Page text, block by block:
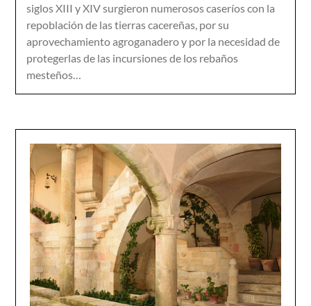
siglos XIII y XIV surgieron numerosos caseríos con la
repoblación de las tierras cacereñas, por su
aprovechamiento agroganadero y por la necesidad de
protegerlas de las incursiones de los rebaños
mesteños…